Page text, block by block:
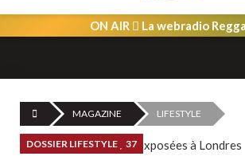
ON AIR La webradio
MAGAZINE LIFESTYLE
DOSSIER LIFESTYLE 37